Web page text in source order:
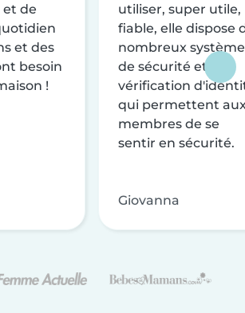
de
et des
besoin
!
utiliser, super utile,
fiable, elle dispose
nombreux
de sécurité et de
vérification
qui permettent
membres de se
sentir en sécurité.
Giovanna